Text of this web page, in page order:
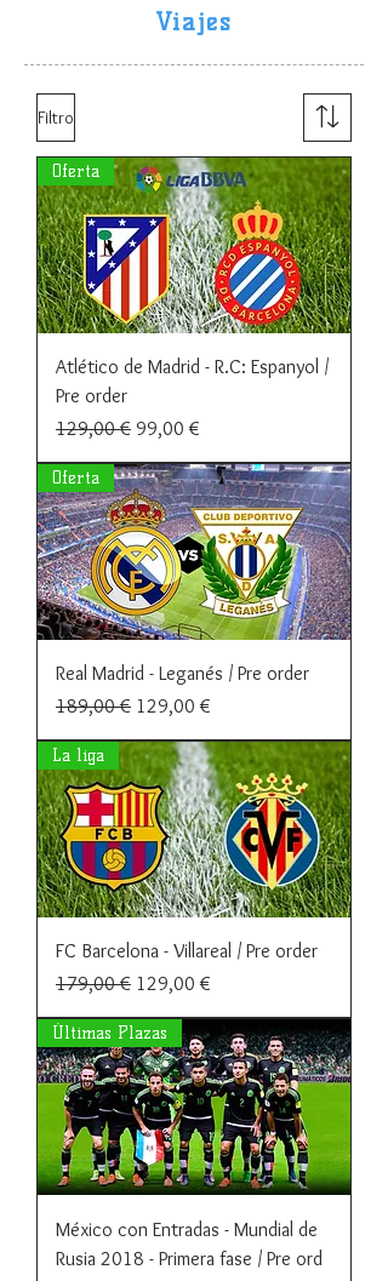
Viajes
Filtro
Oferta
Atlético de Madrid - R.C: Espanyol /
Pre order
Precio
129,00 € Precio de oferta
99,00 €
Oferta
Real Madrid - Leganés / Pre order
Precio
189,00 € Precio de oferta
129,00 €
La liga
FC Barcelona - Villareal / Pre order
Precio
179,00 € Precio de oferta
129,00 €
Últimas Plazas
México con Entradas - Mundial de
Rusia 2018 - Primera fase / Pre ord